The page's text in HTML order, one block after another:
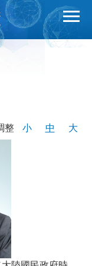
整 小 中 大